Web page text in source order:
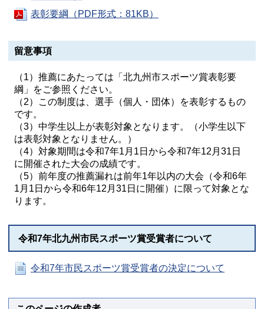
表彰要綱（PDF形式：81KB）
留意事項
（1）推薦にあたっては「北九州市スポーツ賞表彰要
綱」をご参照ください。
（2）この制度は、選手（個人・団体）を表彰するもの
です。
（3）中学生以上が表彰対象となります。（小学生以下
は表彰対象となりません。）
（4）対象期間は令和7年1月1日から令和7年12月31日
に開催された大会の成績です。
（5）前年度の推薦漏れは前年1年以内の大会（令和6年
1月1日から令和6年12月31日に開催）に限って対象とな
ります。
令和7年北九州市民スポーツ賞受賞者について
令和7年市民スポーツ賞受賞者の決定について